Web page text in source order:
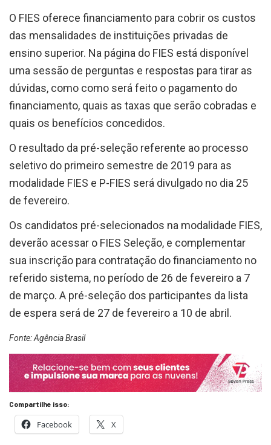
O FIES oferece financiamento para cobrir os custos
das mensalidades de instituições privadas de
ensino superior. Na página do FIES está disponível
uma sessão de perguntas e respostas para tirar as
dúvidas, como como será feito o pagamento do
financiamento, quais as taxas que serão cobradas e
quais os benefícios concedidos.
O resultado da pré-seleção referente ao processo
seletivo do primeiro semestre de 2019 para as
modalidade FIES e P-FIES será divulgado no dia 25
de fevereiro.
Os candidatos pré-selecionados na modalidade FIES,
deverão acessar o FIES Seleção, e complementar
sua inscrição para contratação do financiamento no
referido sistema, no período de 26 de fevereiro a 7
de março. A pré-seleção dos participantes da lista
de espera será de 27 de fevereiro a 10 de abril.
Fonte: Agência Brasil
Compartilhe isso:
Facebook X